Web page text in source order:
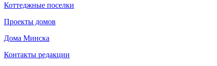
Коттеджные поселки
Проекты домов
Дома Минска
Контакты редакции